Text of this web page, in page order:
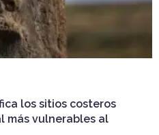
guardián del
Superior del